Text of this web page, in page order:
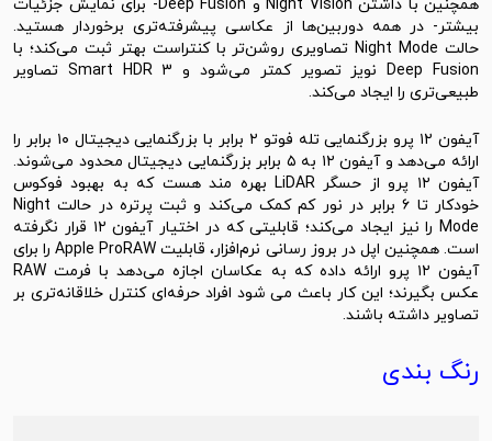
همچنین با داشتن Night Vision و Deep Fusion- برای نمایش جزئیات
بیشتر- در همه دوربین‌ها از عکاسی پیشرفته‌تری برخوردار هستید.
حالت Night Mode تصاویری روشن‌تر با کنتراست بهتر ثبت می‌کند؛ با
Deep Fusion نویز تصویر کمتر می‌شود و 3 Smart HDR تصاویر
طبیعی‌تری را ایجاد می‌کند.
آیفون ۱۲ پرو بزرگنمایی تله فوتو ۲ برابر با بزرگنمایی دیجیتال ۱۰ برابر را
ارائه می‌دهد و آیفون ۱۲ به ۵ برابر بزرگنمایی دیجیتال محدود می‌شوند.
آیفون ۱۲ پرو از حسگر LiDAR بهره مند هست که به بهبود فوکوس
خودکار تا ۶ برابر در نور کم کمک می‌کند و ثبت پرتره در حالت Night
Mode را نیز ایجاد می‌کند؛ قابلیتی که در اختیار آیفون ۱۲ قرار نگرفته
است. همچنین اپل در بروز رسانی نرم‌افزار، قابلیت Apple ProRAW را برای
آیفون ۱۲ پرو ارائه داده که به عکاسان اجازه می‌دهد با فرمت RAW
عکس بگیرند؛ این کار باعث می شود افراد حرفه‌ای کنترل خلاقانه‌تری بر
تصاویر داشته باشند.
رنگ بندی